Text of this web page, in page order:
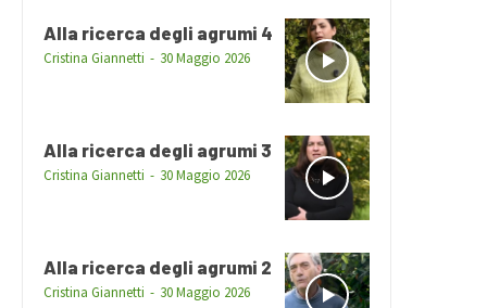
Alla ricerca degli agrumi 4
Cristina Giannetti - 30 Maggio 2026
Alla ricerca degli agrumi 3
Cristina Giannetti - 30 Maggio 2026
Alla ricerca degli agrumi 2
Cristina Giannetti - 30 Maggio 2026